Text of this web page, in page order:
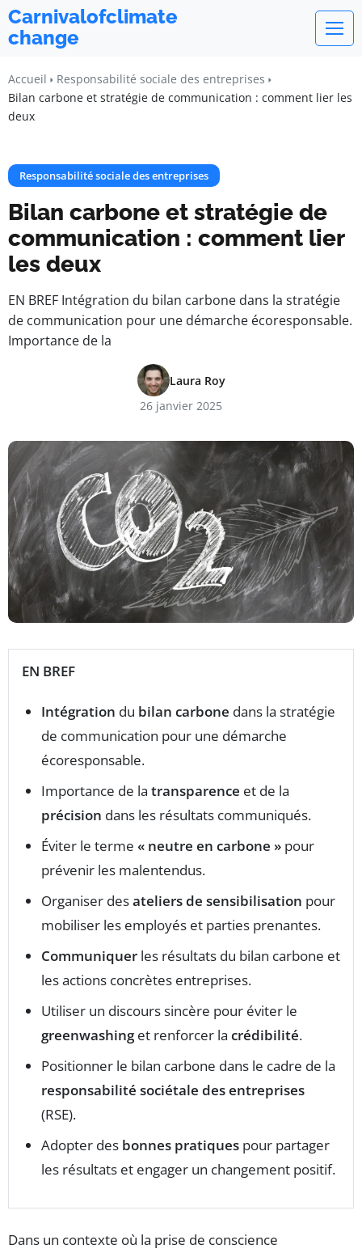
Carnivalofclimate
change
Accueil
Responsabilité sociale des entreprises
Bilan carbone et stratégie de communication : comment lier les
deux
Responsabilité sociale des entreprises
Bilan carbone et stratégie de
communication : comment lier
les deux
EN BREF Intégration du bilan carbone dans la stratégie
de communication pour une démarche écoresponsable.
Importance de la
Laura Roy
26 janvier 2025
EN BREF
Intégration du bilan carbone dans la stratégie
de communication pour une démarche
écoresponsable.
Importance de la transparence et de la
précision dans les résultats communiqués.
Éviter le terme « neutre en carbone » pour
prévenir les malentendus.
Organiser desateliers de sensibilisation pour
mobiliser les employés et parties prenantes.
Communiquer les résultats du bilan carbone et
les actions concrètes entreprises.
Utiliser un discours sincère pour éviter le
greenwashinget renforcer la crédibilité.
Positionner le bilan carbone dans le cadre de la
responsabilité sociétale des entreprises
(RSE).
Adopter des bonnes pratiques pour partager
les résultats et engager un changement positif.
Dans un contexte où la prise de conscience